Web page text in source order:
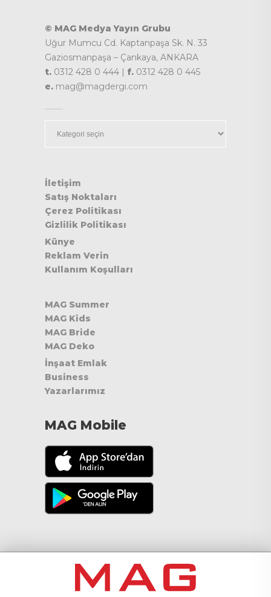
© MAG Medya Yayın Grubu
Uğur Mumcu Cd. Kaptanpaşa Sk. N. 33
Gaziosmanpaşa – Çankaya, ANKARA
t. 0312 428 0 444 | f. 0312 428 0 445
e. mag@magdergi.com
İletişim
Satış Noktaları
Çerez Politikası
Gizlilik Politikası
Künye
Reklam Verin
Kullanım Koşulları
MAG Summer
MAG Kids
MAG Bride
MAG Deko
İnşaat Emlak
Business
Yazarlarımız
MAG Mobile